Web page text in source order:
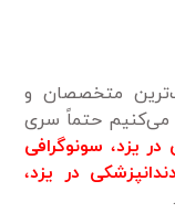
متخصصان و
می‌کنیم حتماً سری
در یزد، سونوگرافی
در یزد،